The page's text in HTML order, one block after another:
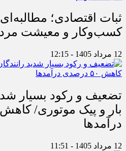
ثبات اقتصادی؛
کسب‌وکار و معیشت
12 مرداد 1405 - 12:15
تضعیف و رکود بسیار
درآمدها
12 مرداد 1405 - 11:51